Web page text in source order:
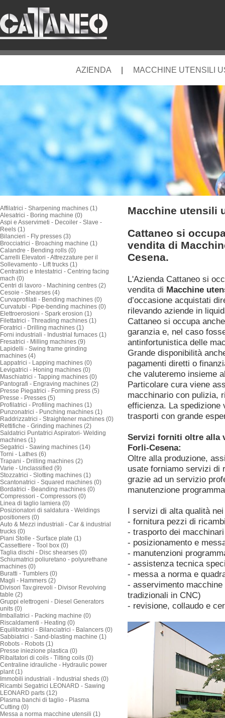
AZIENDA MACCHINE UTENSILI
Affilatrici - Sharpening machines (1)
Alesatrici - Boring machine (0)
Aspi e Asservimeti - Decoiler - Slave -
Reels (1)
Bilancieri - Fly presses (3)
Brocciatrici - Broaching machine (1)
Calandre - Bending rolls (0)
Carrelli Elevatori - Attrezzature per il
Sollevamento - Lift trucks (1)
Centratrici e Intestatrici - Centring facing
mach (0)
Centri di lavoro - Machining centres (2)
Cesoie - Shearses (4)
Curvaprofilati - Bending machines (0)
Curvatubi - Pipe-bending machines (0)
Elettroerosioni - Spark erosion (1)
Filettatrici - Threading machines (1)
Foratrici - Drilling machines (1)
Forni industriali - Industrial furnaces (1)
Fresatrici - Milling machines (9)
Lapidelli - Swing frame grinding
machines (4)
Lappatrici - Lapping machines (0)
Levigatrici - Honing machines (0)
Maschiatrici - Tapping machines (0)
Pantografi - Engraving machines (2)
Presse Piegatrici - Forming press (5)
Presse - Presses (5)
Profilatrici - Profiling machines (1)
Punzonatrici - Punching machines (1)
Raddrizzatrici - Straightener machines (0)
Rettifiche - Grinding machines (2)
Saldatrici Puntatrici Aspiratori- Welding
machines (1)
Segatrici - Sawing machines (14)
Torni - Lathes (6)
Trapani - Drilling machines (2)
Varie - Unclassified (9)
Stozzatrici - Slotting machines (1)
Scantonatrici - Squared machines (0)
Bordatrici - Beanding machines (0)
Compressori - Compressors (0)
Linea di taglio lamiera (0)
Posizionatori di saldatura - Weldings
positioners (0)
Auto & Mezzi industriali - Car & industrial
trucks (0)
Piani Stolle - Surface plate (1)
Cassettiere - Tool box (0)
Taglia dischi - Disc shearses (0)
Schiumatrici poliuretano - polyurethane
machines (0)
Buratti - Tumblers (0)
Magli - Hammers (2)
Divisori Tav.girevoli - Divisor Revolving
table (2)
Gruppi elettrogeni - Diesel Generators
units (0)
Imballatrici - Packing machine (0)
Riscaldamenti - Heating (0)
Equilibratrici - Bilanciatrici - Balancers (0)
Sabbiatrici - Sand-blasting machine (1)
Robots - Robots (1)
Presse iniezione plastica (0)
Ribaltatori di coils - Tilting coils (0)
Centraline idrauliche - Hydraulic power
plant (1)
Immobili industriali - Industrial sheds (0)
Ricambi Segatrici LEONARD - Sawing
LEONARD parts (12)
Plasma banchi di taglio - Plasma
Cutting (0)
Messa a norma macchine utensili (1)
Macchine utensili
Cattaneo si
vendita di
Cesena.
L'Azienda Cattaneo si
vendita di Macchine
d’occasione acquistati
rilevando aziende in
Cattaneo si occupa
garanzia e, nel caso
antinfortunistica delle
Grande disponibilità
pagamenti diretti o
che valuteremo insieme
Particolare cura viene
macchinario con pulizia,
efficienza. La spedizione
trasporti con grande
Servizi forniti oltre alla
Forli-Cesena:
Oltre alla produzione,
usate forniamo servizi di
grazie ad un servizio
manutenzione
I servizi di alta qualità
- fornitura pezzi di
- trasporto dei
- posizionamento e
- manutenzioni
- assistenza tecnica
- messa a norma e
- asservimento
tradizionali in CNC)
- revisione, collaudo e